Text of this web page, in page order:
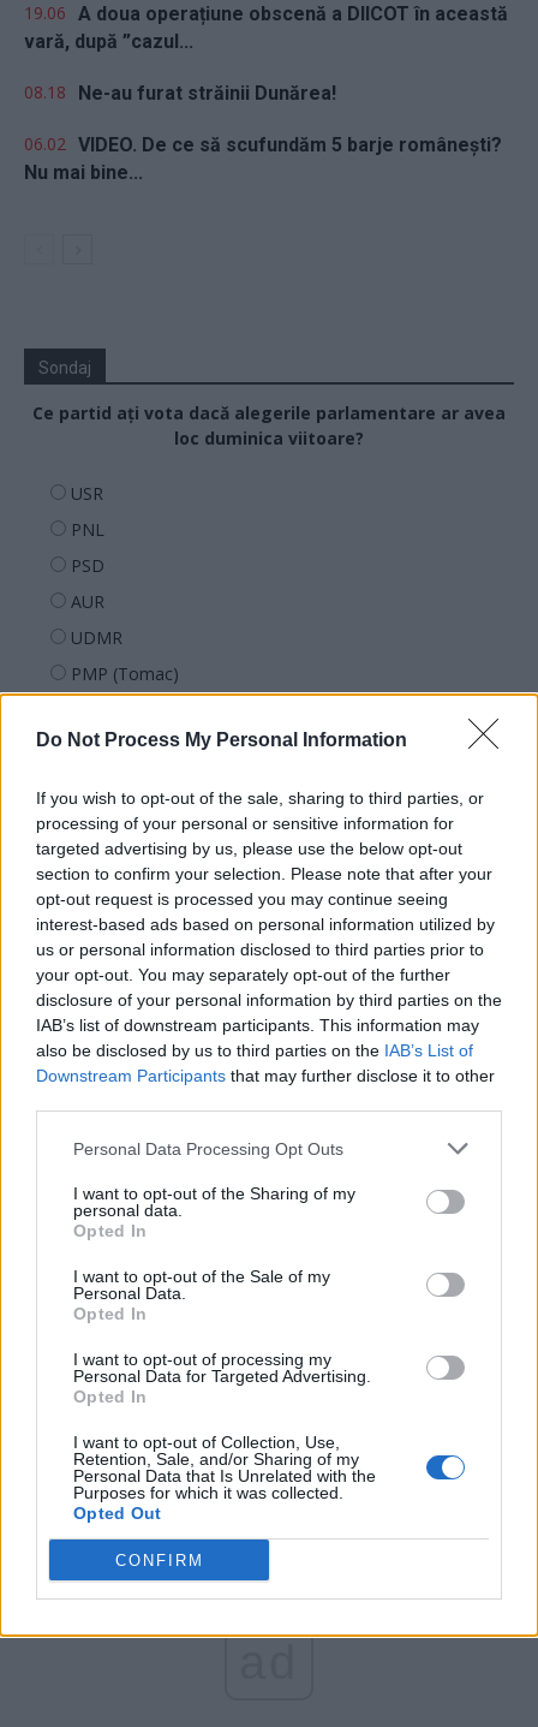
Do Not Process My Personal Information
If you wish to opt-out of the sale, sharing to third parties, or
processing of your personal or sensitive information for
targeted advertising by us, please use the below opt-out
section to confirm your selection. Please note that after your
opt-out request is processed you may continue seeing
interest-based ads based on personal information utilized by
us or personal information disclosed to third parties prior to
your opt-out. You may separately opt-out of the further
disclosure of your personal information by third parties on the
IAB’s list of downstream participants. This information may
also be disclosed by us to third parties on the IAB’s List of
Downstream Participants that may further disclose it to other
Personal Data Processing Opt Outs
I want to opt-out of the Sharing of my
personal data.
Opted In
I want to opt-out of the Sale of my
Personal Data.
Opted In
I want to opt-out of processing my
Personal Data for Targeted Advertising.
Opted In
I want to opt-out of Collection, Use,
Retention, Sale, and/or Sharing of my
Personal Data that Is Unrelated with the
Purposes for which it was collected.
Opted Out
CONFIRM
19.06 A doua operațiune obscenă a DIICOT în această
vară, după ”cazul...
08.18 Ne-au furat străinii Dunărea!
06.02 VIDEO. De ce să scufundăm 5 barje românești?
Nu mai bine...
Sondaj
Ce partid ați vota dacă alegerile parlamentare ar avea
loc duminica viitoare?
USR
PNL
PSD
AUR
UDMR
PMP (Tomac)
PNȚMM
SENS
SOS (Șoșoacă)
POT (Gavrilă)
PACE (Peia)
Acțiunea Conservatoare (Târziu)
PDF (Lazarus)
PUSL (D. Voiculescu)
PNȚCD (Pavelescu)
PNCR (Terheș)
Partidul Patrioților (Surugiu)
România pe Primul Loc (Ponta)
Arhiva sondajelor